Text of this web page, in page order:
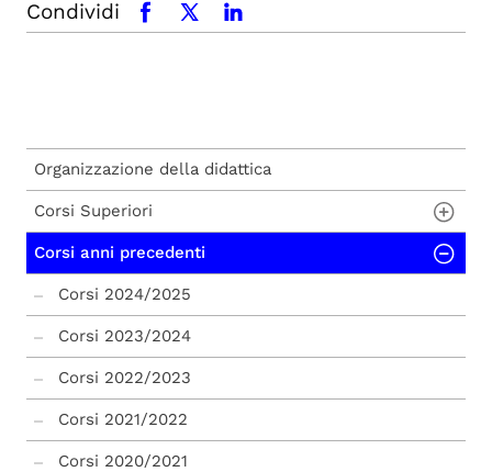
Condividi facebookx.comlinkedin
Organizzazione della didattica
Corsi Superiori
Corsi disciplinari - Classe Scientifico-
economica
Corsi disciplinari - Classe Umanistica
Corsi interdisciplinari
Corsi anni precedenti
Corsi 2024/2025
Corsi 2023/2024
Corsi 2022/2023
Corsi 2021/2022
Corsi 2020/2021